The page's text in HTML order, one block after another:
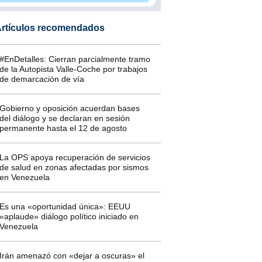
recomendados
Cierran parcialmente tramo
la Autopista Valle-Coche por trabajos
demarcación de vía
y oposición acuerdan bases
diálogo y se declaran en sesión
hasta el 12 de agosto
OPS apoya recuperación de servicios
salud en zonas afectadas por sismos
Venezuela
una «oportunidad única»: EEUU
diálogo político iniciado en
amenazó con «dejar a oscuras» el